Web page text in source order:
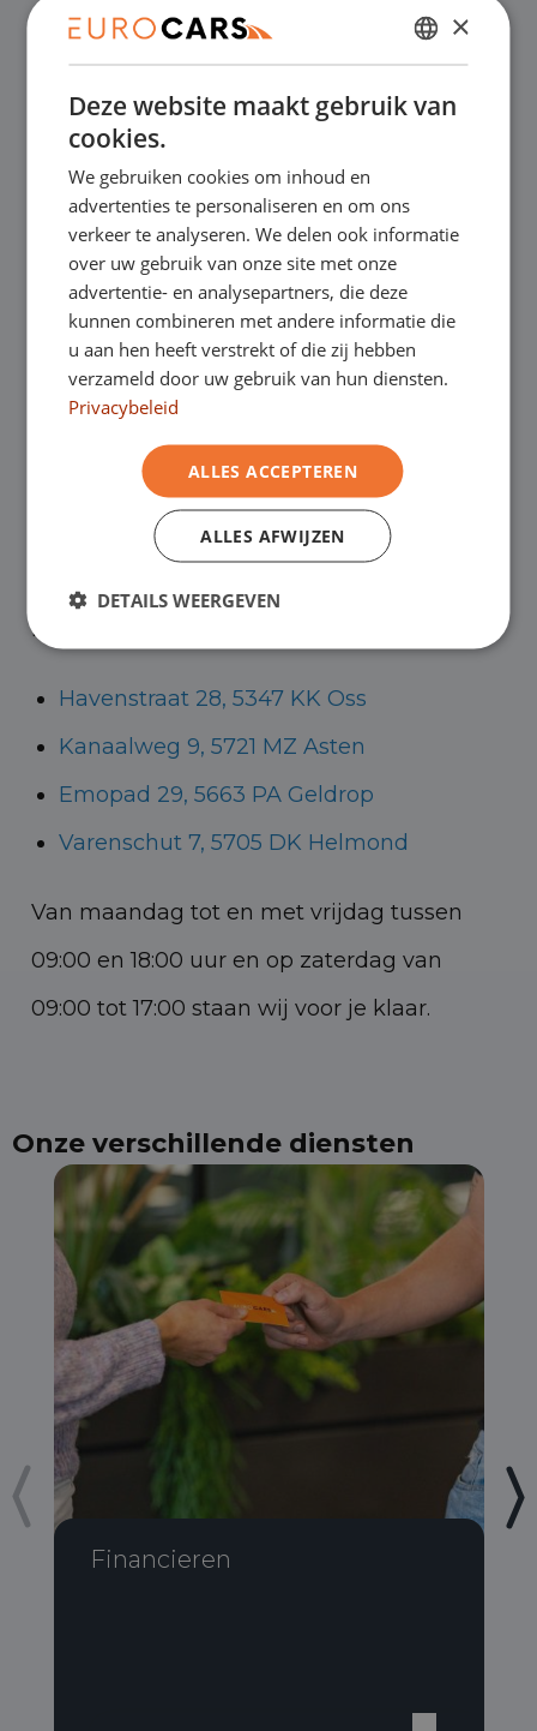
Financial lease – Soepele acceptatie
Gratis thuisbezorgd bij online aankoop
Onze showrooms
Je bent van harte welkom in een van onze
showrooms om de occasions te bekijken –
kunt in Asten terecht voor onze
bedrijfswagens en in Oss, Geldrop en
bedrijfswagens.
Havenstraat 28, 5347 KK Oss
Kanaalweg 9, 5721 MZ Asten
Emopad 29, 5663 PA Geldrop
Varenschut 7, 5705 DK Helmond
Van maandag tot en met vrijdag tussen
09:00 en 18:00 uur en op zaterdag van
09:00 tot 17:00 staan wij voor je klaar.
Onze verschillende diensten
Financieren
DUTCH
ENGLISH
×
Deze website maakt gebruik van
cookies.
We gebruiken cookies om inhoud en
advertenties te personaliseren en om ons
verkeer te analyseren. We delen ook informatie
over uw gebruik van onze site met onze
advertentie- en analysepartners, die deze
kunnen combineren met andere informatie die
u aan hen heeft verstrekt of die zij hebben
verzameld door uw gebruik van hun diensten.
Privacybeleid
ALLES ACCEPTEREN
ALLES AFWIJZEN
DETAILS WEERGEVEN